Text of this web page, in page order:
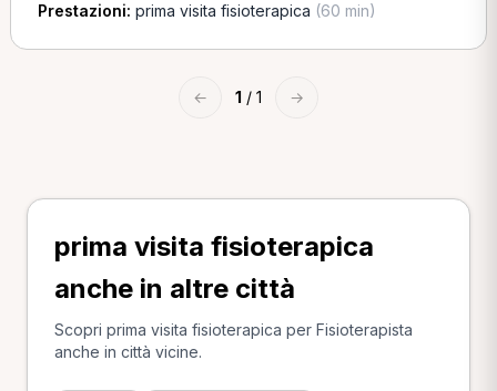
Prestazioni: prima visita fisioterapica (60 min)
← 1 / 1 →
prima visita fisioterapica
anche in altre città
Scopri prima visita fisioterapica per Fisioterapista
anche in città vicine.